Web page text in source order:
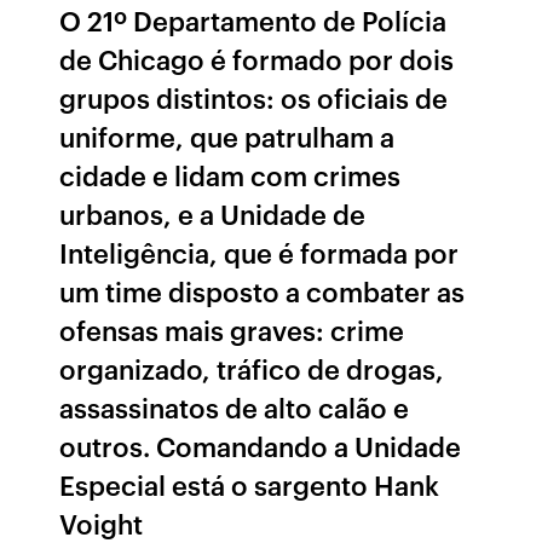
O 21º Departamento de Polícia
de Chicago é formado por dois
grupos distintos: os oficiais de
uniforme, que patrulham a
cidade e lidam com crimes
urbanos, e a Unidade de
Inteligência, que é formada por
um time disposto a combater as
ofensas mais graves: crime
organizado, tráfico de drogas,
assassinatos de alto calão e
outros. Comandando a Unidade
Especial está o sargento Hank
Voight